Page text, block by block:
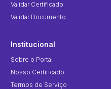
Validar Certificado
Validar Documento
Institucional
Sobre o Portal
Nosso Certificado
Termos de Serviço